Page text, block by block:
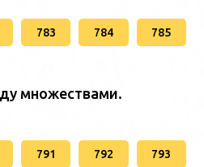
783 784 785
множествами.
791 792 793